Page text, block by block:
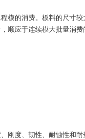
模的消费。板料的尺寸
顺应于连续模大批量消费
刚度、韧性、耐蚀性和耐